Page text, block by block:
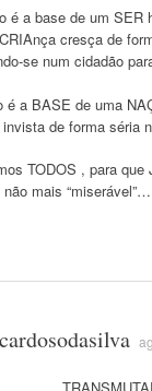
é a base de um
cresça de
se num cidadão
é a BASE de uma
de forma séria
TODOS , para que
não mais